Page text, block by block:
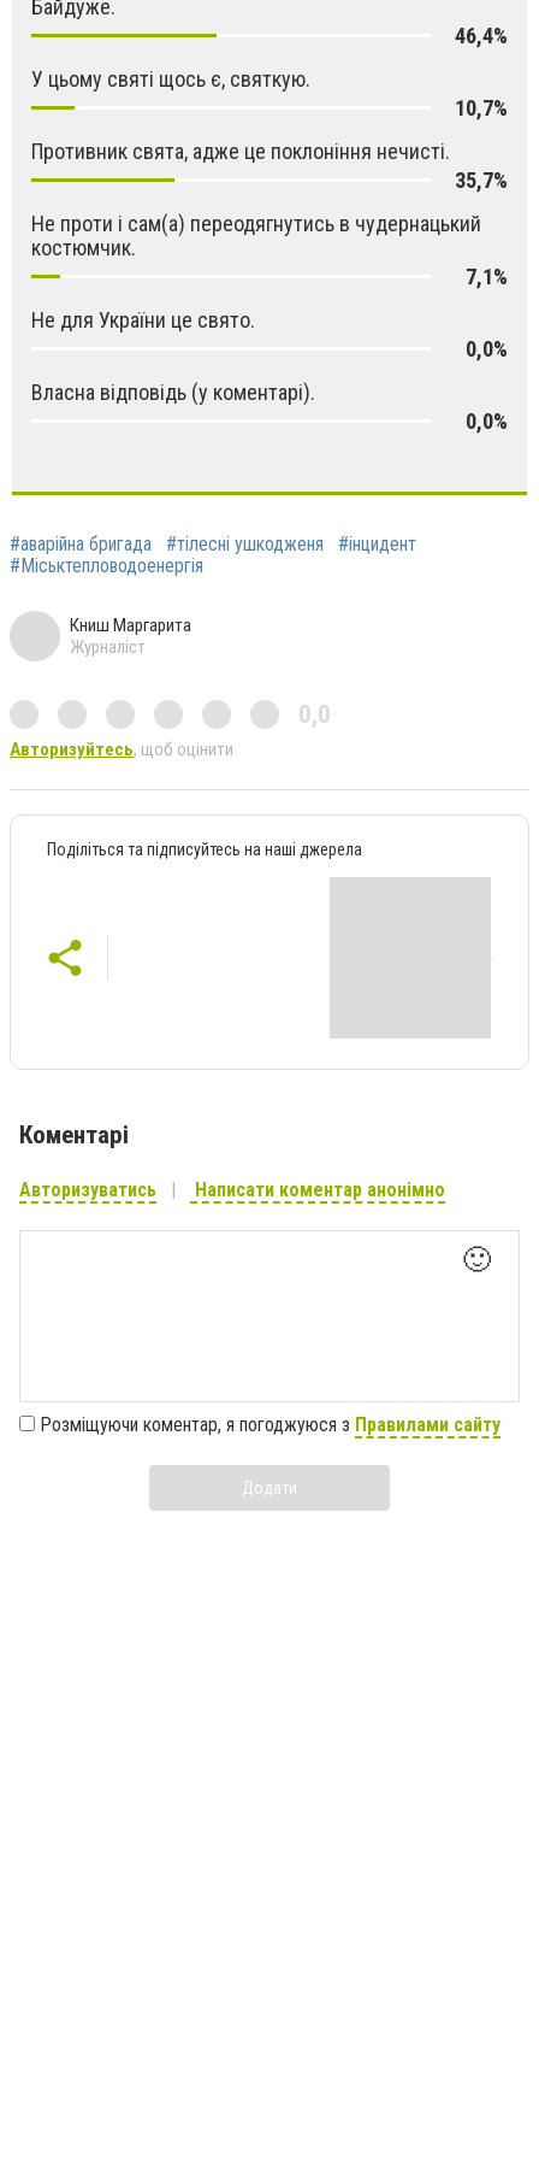
Байдуже.
46,4%
У цьому святі щось є, святкую.
10,7%
Противник свята, адже це поклоніння нечисті.
35,7%
Не проти і сам(а) переодягнутись в чудернацький
костюмчик.
7,1%
Не для України це свято.
0,0%
Власна відповідь (у коментарі).
0,0%
#аварійна бригада #тілесні ушкодженя
#інцидент
#Міськтепловодоенергія
Книш Маргарита
Журналіст
0,0
Авторизуйтесь, щоб оцінити
Поділіться та підписуйтесь на наші джерела
Коментарі
Авторизуватись Написати коментар анонімно
🙂
Розміщуючи коментар, я погоджуюся з Правилами сайту
Додати